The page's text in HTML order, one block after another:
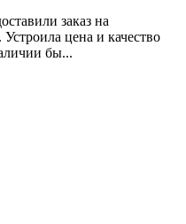
заказ на
цена и качество
бы...